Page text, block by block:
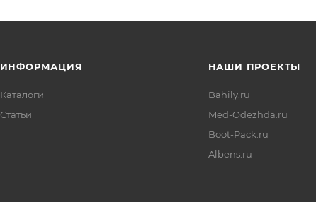
ИНФОРМАЦИЯ
Каталоги
Статьи
НАШИ ПРОЕКТЫ
Bahily.ru
Med-Odezhda.ru
Boot-Pack.ru
Albens.ru